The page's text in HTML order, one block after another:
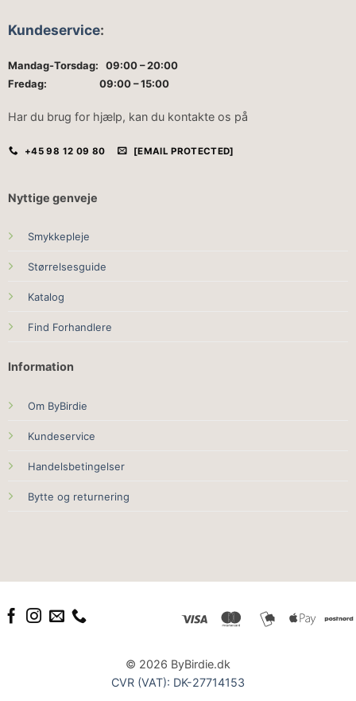
Kundeservice:
Mandag-Torsdag: 09:00 – 20:00
Fredag: 09:00 – 15:00
Har du brug for hjælp, kan du kontakte os på
+45 98 12 09 80 [EMAIL PROTECTED]
Nyttige genveje
Smykkepleje
Størrelsesguide
Katalog
Find Forhandlere
Information
Om ByBirdie
Kundeservice
Handelsbetingelser
Bytte og returnering
© 2026 ByBirdie.dk
CVR (VAT): DK-27714153